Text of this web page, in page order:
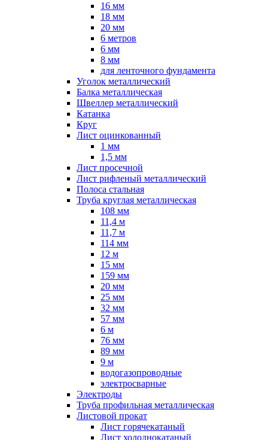
16 мм
18 мм
20 мм
6 метров
6 мм
8 мм
для ленточного фундамента
Уголок металлический
Балка металлическая
Швеллер металлический
Катанка
Круг
Лист оцинкованный
1 мм
1,5 мм
Лист просечной
Лист рифленый металлический
Полоса стальная
Труба круглая металлическая
108 мм
11,4 м
11,7 м
114 мм
12 м
15 мм
159 мм
20 мм
25 мм
32 мм
57 мм
6 м
76 мм
89 мм
9 м
водогазопроводные
электросварные
Электроды
Труба профильная металлическая
Листовой прокат
Лист горячекатаный
Лист холоднокатаный